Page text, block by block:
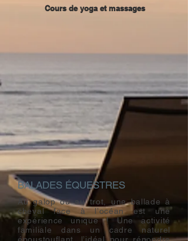
Cours de yoga et massages
BALADES ÉQUESTRES
Au galop ou au trot, une ballade à
cheval face à l’océan est une
expérience unique ! Une activité
familiale dans un cadre naturel